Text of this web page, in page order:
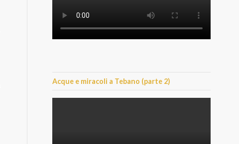
Acque e miracoli a Tebano (parte 2)